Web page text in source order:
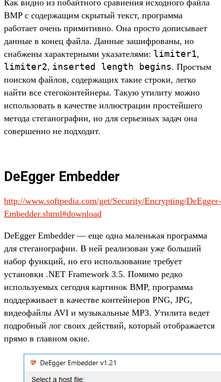
Как видно из побайтного сравнения исходного файла
BMP с содержащим скрытый текст, программа
работает очень примитивно. Она просто дописывает
данные в конец файла. Данные зашифрованы, но
снабжены характерными указателями: limiter1,
limiter2, inserted length begins. Простым
поиском файлов, содержащих такие строки, легко
найти все стегоконтейнеры. Такую утилиту можно
использовать в качестве иллюстрации простейшего
метода стеганографии, но для серьезных задач она
совершенно не подходит.
DeEgger Embedder
http://www.softpedia.com/get/Security/Encrypting/DeEgger-
Embedder.shtml#download
DeEgger Embedder — еще одна маленькая программа
для стеганографии. В ней реализован уже больший
набор функций, но его использование требует
установки .NET Framework 3.5. Помимо редко
используемых сегодня картинок BMP, программа
поддерживает в качестве контейнеров PNG, JPG,
видеофайлы AVI и музыкальные MP3. Утилита ведет
подробный лог своих действий, который отображается
прямо в главном окне.